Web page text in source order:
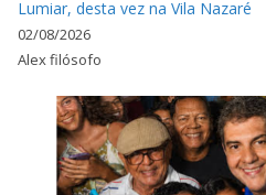
Lumiar, desta vez na Vila Nazaré
02/08/2026
Alex filósofo